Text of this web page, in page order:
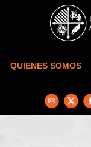
Skip to main content
QUIENES SOMOS